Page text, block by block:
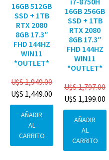
16GB 512GB
SSD + 1TB
RTX 2080
8GB 17.3″
FHD 144HZ
WIN11
*OUTLET*
U$S1,949.00
U$S 1,449.00
AÑADIR
AL
CARRITO
16GB 256GB
SSD + 1TB
RTX 2080
8GB 17.3″
FHD 144HZ
WIN11
*OUTLET*
U$S1,797.00
U$S 1,199.00
AÑADIR
AL
CARRITO